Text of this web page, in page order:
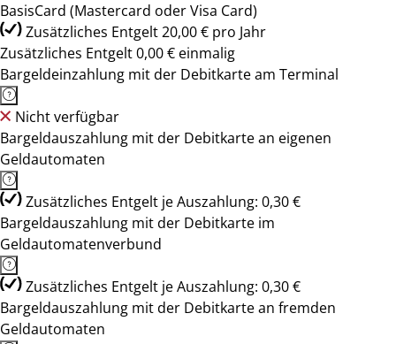
BasisCard (Mastercard oder Visa Card)
Zusätzliches Entgelt 20,00 € pro Jahr
Zusätzliches Entgelt 0,00 € einmalig
Bargeldeinzahlung mit der Debitkarte am Terminal
Nicht verfügbar
Bargeldauszahlung mit der Debitkarte an eigenen
Geldautomaten
Zusätzliches Entgelt je Auszahlung: 0,30 €
Bargeldauszahlung mit der Debitkarte im
Geldautomatenverbund
Zusätzliches Entgelt je Auszahlung: 0,30 €
Bargeldauszahlung mit der Debitkarte an fremden
Geldautomaten